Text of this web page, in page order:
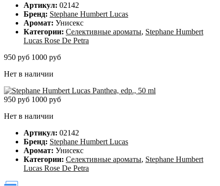
Артикул: 02142
Бренд: Stephane Humbert Lucas
Аромат: Унисекс
Категории: Селективные ароматы, Stephane Humbert
Lucas Rose De Petra
950 руб 1000 руб
Нет в наличии
950 руб 1000 руб
Нет в наличии
Артикул: 02142
Бренд: Stephane Humbert Lucas
Аромат: Унисекс
Категории: Селективные ароматы, Stephane Humbert
Lucas Rose De Petra